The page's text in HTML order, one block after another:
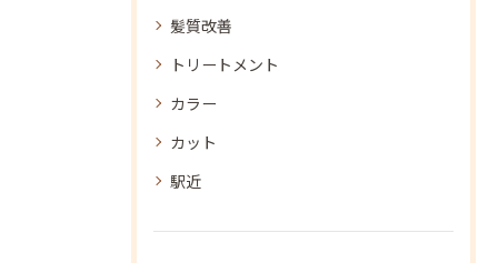
髪質改善
トリートメント
カラー
カット
駅近